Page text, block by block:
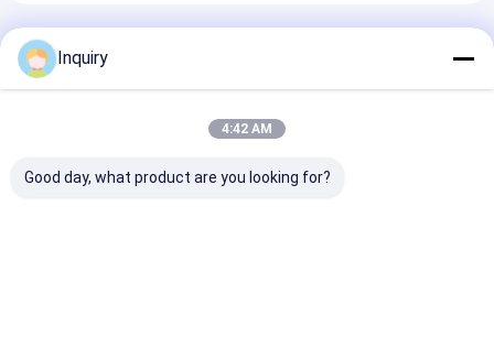
अनुशंसित उत्पाद
Inquiry
4:42 AM
Good day, what product are you looking for?